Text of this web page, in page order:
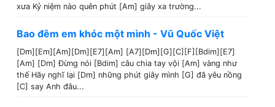
xưa Kỷ niệm nào quên phút [Am] giây xa trường...
Bao đêm em khóc một mình - Vũ Quốc Việt
[Dm][Em][Am][Dm][E7][Am] [A7][Dm][G][C][F][Bdim][E7]
[Am] [Dm] Đừng nói [Bdim] câu chia tay vội [Am] vàng như
thế Hãy nghĩ lại [Dm] những phút giây mình [G] đã yêu nồng
[C] say Anh đâu...